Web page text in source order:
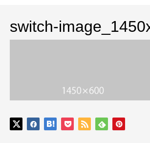
switch-